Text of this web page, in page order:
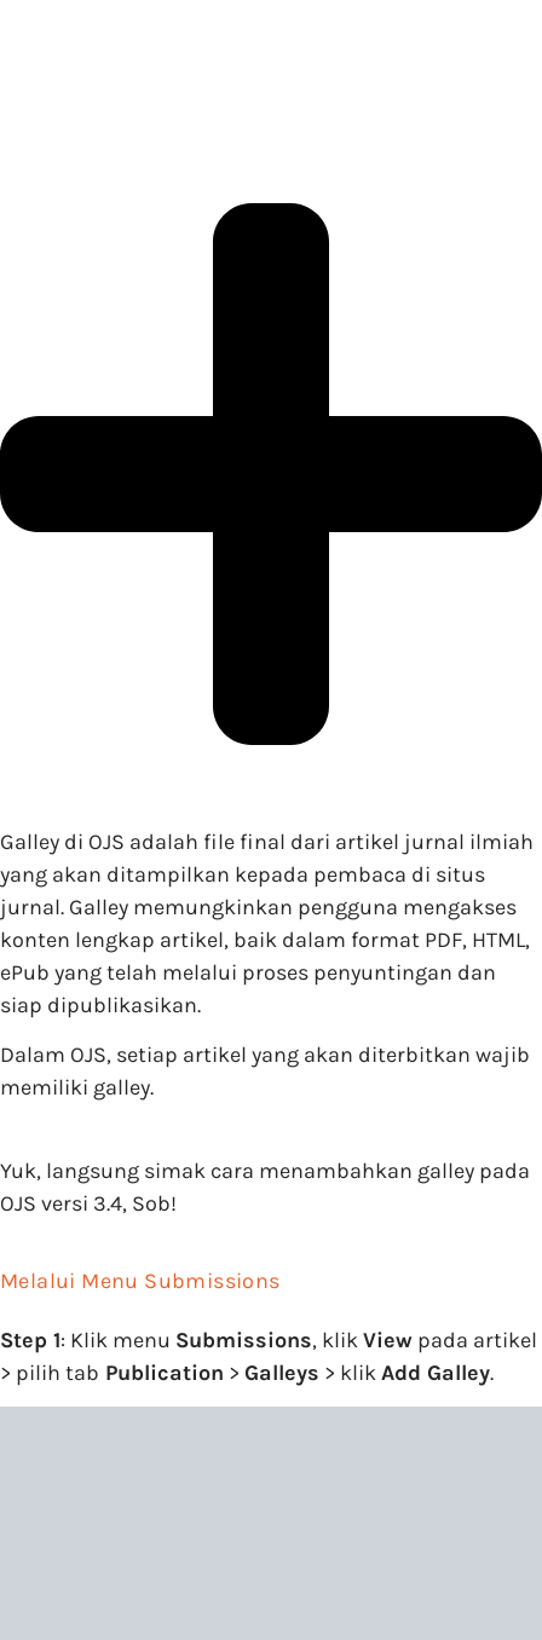
Galley di OJS adalah file final dari artikel jurnal ilmiah
yang akan ditampilkan kepada pembaca di situs
jurnal. Galley memungkinkan pengguna mengakses
konten lengkap artikel, baik dalam format PDF, HTML,
ePub yang telah melalui proses penyuntingan dan
siap dipublikasikan.
Dalam OJS, setiap artikel yang akan diterbitkan wajib
memiliki galley.
Yuk, langsung simak cara menambahkan galley pada
OJS versi 3.4, Sob!
Melalui Menu Submissions
Step 1: Klik menu Submissions, klikView pada artikel
> pilih tab Publication > Galleys > klikAdd Galley.